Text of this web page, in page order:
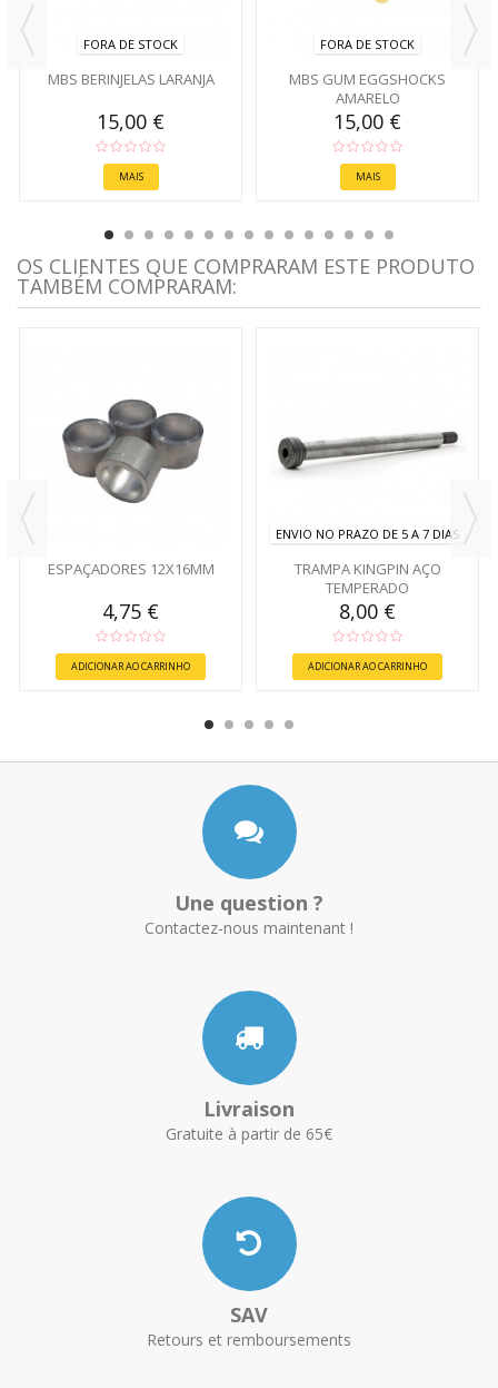
FORA DE STOCK
MBS BERINJELAS LARANJA
15,00 €
MAIS
FORA DE STOCK
MBS GUM EGGSHOCKS
AMARELO
15,00 €
MAIS
OS CLIENTES QUE COMPRARAM ESTE PRODUTO
TAMBÉM COMPRARAM:
ESPAÇADORES 12X16MM
4,75 €
ADICIONAR AO CARRINHO
ENVIO NO PRAZO DE 5 A 7 DIAS
TRAMPA KINGPIN AÇO
TEMPERADO
8,00 €
ADICIONAR AO CARRINHO
Une question ?
Contactez-nous maintenant !
Livraison
Gratuite à partir de 65€
SAV
Retours et remboursements